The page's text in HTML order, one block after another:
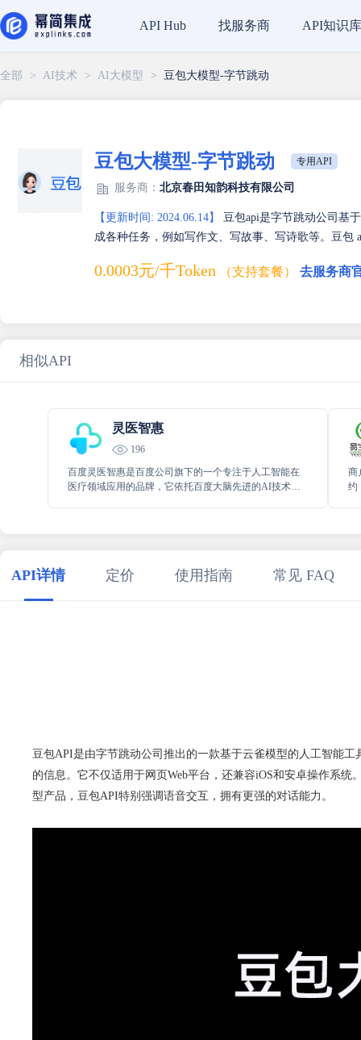
API Hub 找服务商 API知识库
全部 > AI技术 > AI大模型 > 豆包大模型-字节跳动
豆包大模型-字节跳动 专用API
服务商： 北京春田知韵科技有限公司
【更新时间: 2024.06.14】
豆包api是字节跳动公司基
成各种任务，例如写作文、写故事、写诗歌等。豆包
0.0003元/千Token （支持套餐） 去服务商
相似API
灵医智惠
196
百度灵医智惠是百度公司旗下的一个专注于人工智能在
医疗领域应用的品牌，它依托百度大脑先进的AI技术和
商
约
API详情 定价 使用指南 常见 FAQ
豆包API是由字节跳动公司推出的一款基于云雀模型的人工智能
的信息。它不仅适用于网页Web平台，还兼容iOS和安卓操作系
型产品，豆包API特别强调语音交互，拥有更强的对话能力。